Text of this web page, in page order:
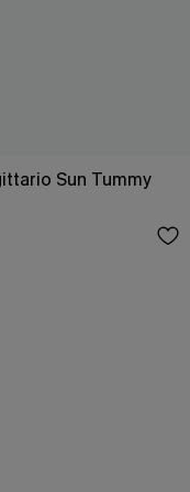
Sun Tummy